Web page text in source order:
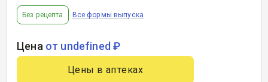
Без рецепта Все формы выпуска
Цена от undefined ₽
Цены в аптеках